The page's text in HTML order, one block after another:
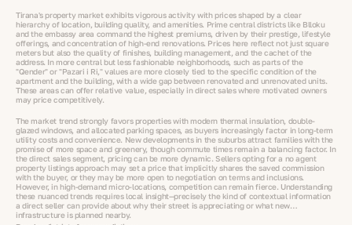
Tirana's property market exhibits vigorous activity with prices shaped by a clear
hierarchy of location, building quality, and amenities. Prime central districts like Blloku
and the embassy area command the highest premiums, driven by their prestige, lifestyle
offerings, and concentration of high-end renovations. Prices here reflect not just square
meters but also the quality of finishes, building management, and the cachet of the
address. In more central but less fashionable neighborhoods, such as parts of the
"Qender" or "Pazari i Ri," values are more closely tied to the specific condition of the
apartment and the building, with a wide gap between renovated and unrenovated units.
These areas can offer relative value, especially in direct sales where motivated owners
may price competitively.
The market trend strongly favors properties with modern thermal insulation, double-
glazed windows, and allocated parking spaces, as buyers increasingly factor in long-term
utility costs and convenience. New developments in the suburbs attract families with the
promise of more space and greenery, though commute times remain a balancing factor. In
the direct sales segment, pricing can be more dynamic. Sellers opting for a no agent
property listings approach may set a price that implicitly shares the saved commission
with the buyer, or they may be more open to negotiation on terms and inclusions.
However, in high-demand micro-locations, competition can remain fierce. Understanding
these nuanced trends requires local insight—precisely the kind of contextual information
a direct seller can provide about why their street is appreciating or what new
infrastructure is planned nearby.